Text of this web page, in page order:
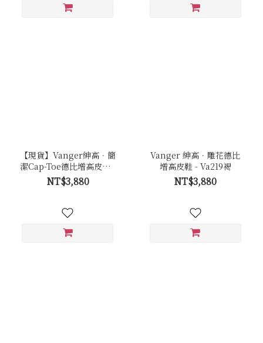
【現貨】Vanger紳高．簡
潔Cap-Toe德比增高皮鞋 -
Va254黑
NT$3,880
Vanger 紳高．雕花德比
增高皮鞋 - Va219褐
NT$3,880